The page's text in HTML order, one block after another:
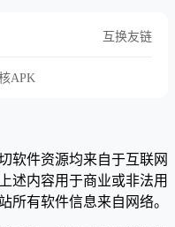
互换友链
APK
软件资源均来自于互联网
述内容用于商业或非法用
所有软件信息来自网络。